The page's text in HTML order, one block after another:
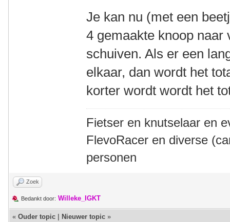
Je kan nu (met een
4 gemaakte knoop naar
schuiven. Als er een
elkaar, dan wordt het
korter wordt wordt het
Fietser en knutselaar en
FlevoRacer en diverse
personen
Zoek
Bedankt door: Willeke_IGKT
« Ouder topic Nieuwer topic »